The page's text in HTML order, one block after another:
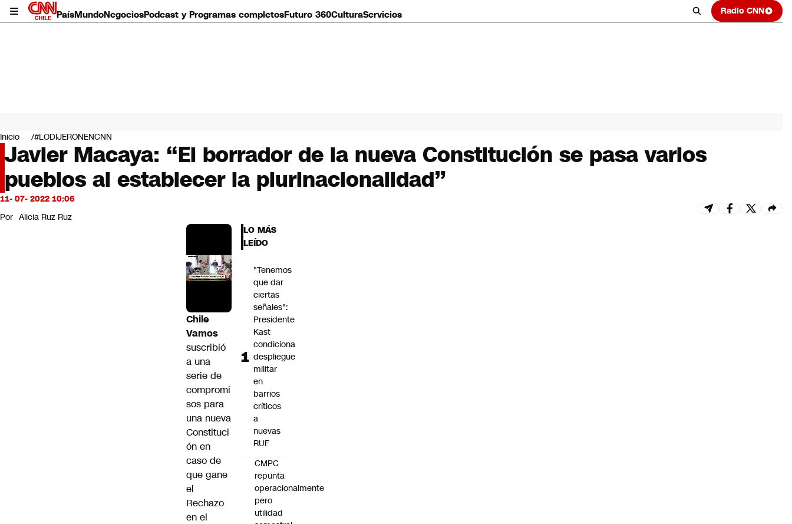
PaísMundoNegociosPodcast y Programas completosFuturo 360CulturaServicios Radio CNN
Mundo
Negocios
Deportes
Programas completos
Cultura
Servicios
Bits
CNN Data
Inicio #LODIJERONENCNN
Javier Macaya: “El borrador de la nueva Constitución se pasa varios
pueblos al establecer la plurinacionalidad”
11- 07- 2022 10:06
Por Alicia Ruz Ruz
Chile
Vamos
suscribió
a una
serie de
compromi
sos para
una nueva
Constituci
ón en
caso de
que gane
el
Rechazo
en el
LO MÁS
LEÍDO
"Tenemos
que dar
ciertas
señales":
Presidente
Kast
condiciona
despliegue
militar
en
barrios
críticos
a
nuevas
RUF
CMPC
repunta
operacionalmente
pero
utilidad